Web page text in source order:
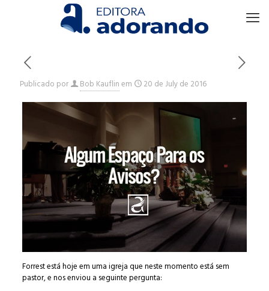
Publicado por Bob Kauflinem 20 de July de 2016
Forrest está hoje em uma igreja que neste momento está sem
pastor, e nos enviou a seguinte pergunta: